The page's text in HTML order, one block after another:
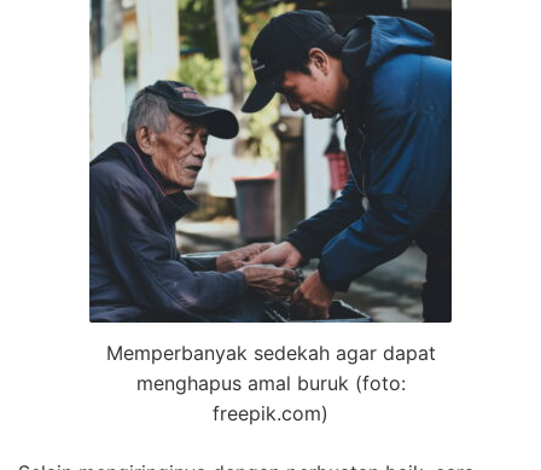
Memperbanyak sedekah agar dapat
menghapus amal buruk (foto:
freepik.com)